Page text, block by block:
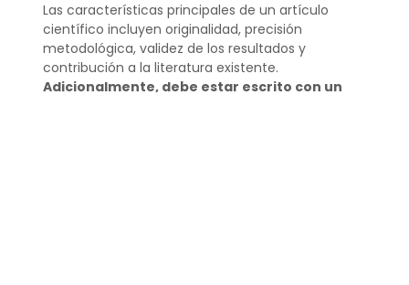
Las características principales de un artículo
científico incluyen originalidad, precisión
metodológica, validez de los resultados y
contribución a la literatura existente.
Adicionalmente, debe estar escrito con un